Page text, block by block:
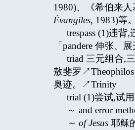
1980)、《希伯来
Évangiles, 1983)等。
trespass (1)违
「pandere 伸张、
triad 三元组合,
敖斐罗
奥迹。↗Trinity
trial (1)尝试,试
～ and error
～ of Jesus耶稣